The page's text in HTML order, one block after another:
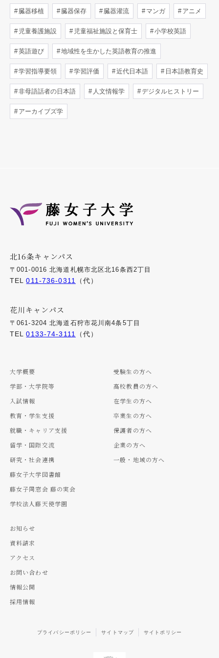
臓器移植 臓器保存 臓器灌流 マンガ アニメ
児童養護施設 児童福祉施設と保育士 小学校英語
英語遊び 地域性を生かした英語教育の推進
学習指導要領 学習評価 近代日本語 日本語教育史
非母語話者の日本語 人文情報学 デジタルヒストリー
アーカイブズ学
北16条キャンパス
〒001-0016 北海道札幌市北区北16条西2丁目
TEL011-736-0311 （代）
花川キャンパス
〒061-3204 北海道石狩市花川南4条5丁目
TEL0133-74-3111 （代）
大学概要
学部・大学院等
入試情報
教育・学生支援
就職・キャリア支援
留学・国際交流
研究・社会連携
藤女子大学図書館
藤女子同窓会 藤の実会
学校法人藤天使学園
受験生の方へ
高校教員の方へ
在学生の方へ
卒業生の方へ
保護者の方へ
企業の方へ
一般・地域の方へ
お知らせ
資料請求
アクセス
お問い合わせ
情報公開
採用情報
プライバシーポリシー サイトマップ サイトポリシー